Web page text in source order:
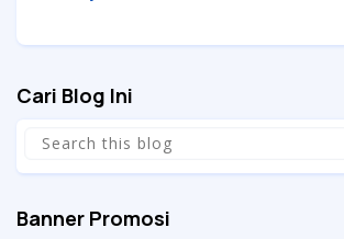
Cari Blog Ini
Banner Promosi